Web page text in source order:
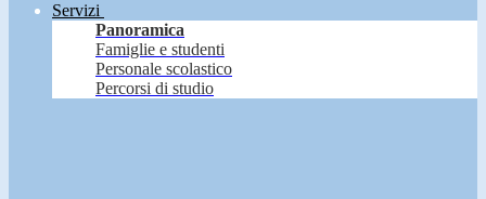
Servizi
Panoramica
Famiglie e studenti
Personale scolastico
Percorsi di studio